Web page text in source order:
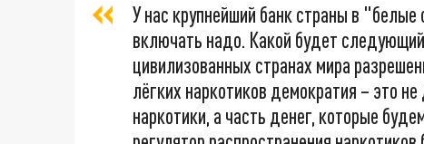
У нас крупнейший банк страны в
включать надо. Какой будет
цивилизованных странах мира
лёгких наркотиков демократия – это
наркотики, а часть денег, которые